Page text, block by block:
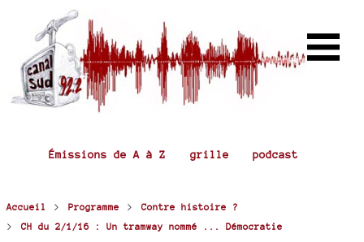
Émissions de A à Z grille podcast
Accueil > Programme > Contre histoire ?
> CH du 2/1/16 : Un tramway nommé ... Démocratie